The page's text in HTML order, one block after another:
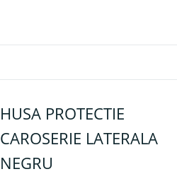
HUSA PROTECTIE
CAROSERIE LATERALA
NEGRU